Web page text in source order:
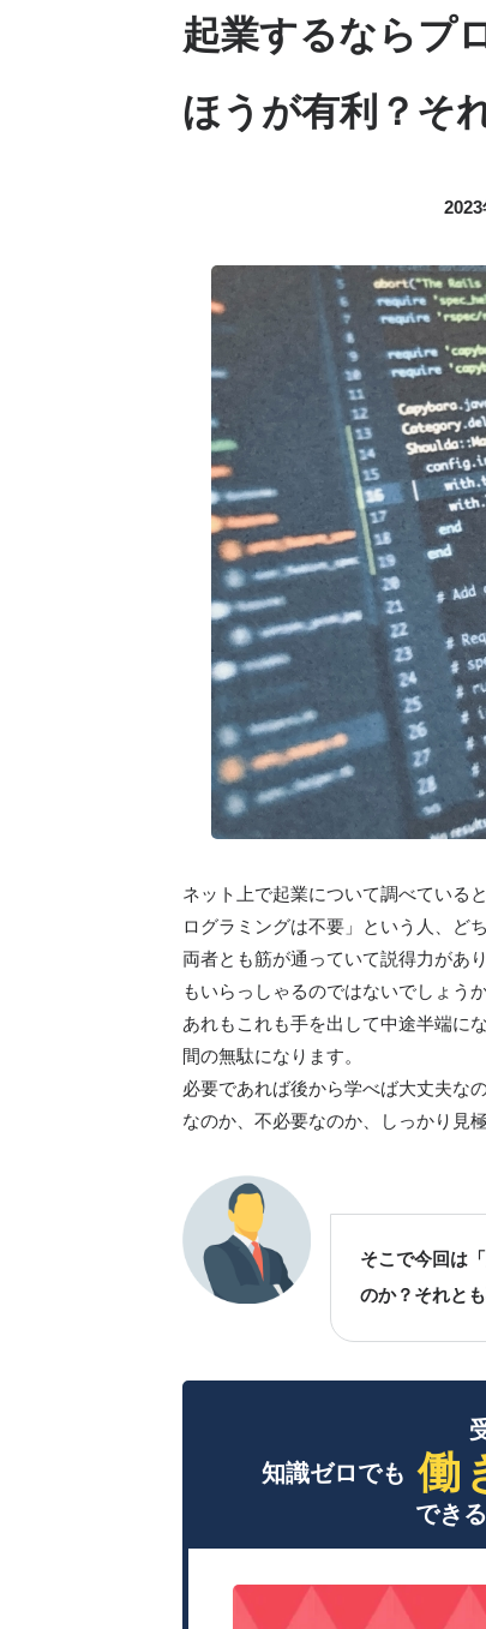
起業するならプ
ほうが有利？そ
2023
ネット上で起業について調べている
ログラミングは不要」という人、ど
両者とも筋が通っていて説得力があ
もいらっしゃるのではないでしょうか
あれもこれも手を出して中途半端に
間の無駄になります。
必要であれば後から学べば大丈夫な
なのか、不必要なのか、しっかり見
そこで今回は
のか？それと
知識ゼロでも 働
でき